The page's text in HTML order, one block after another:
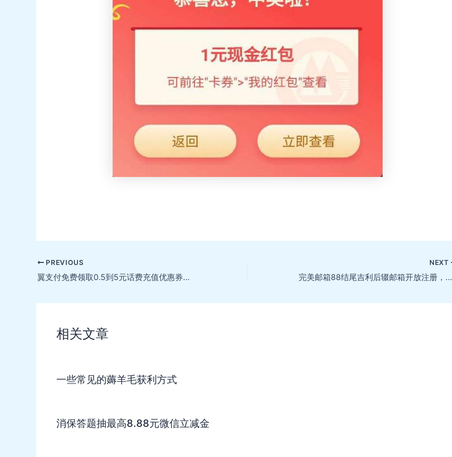
Post
navigation
PREVIOUS
翼支付免费领取0.5到5元话费充值优惠券，充值话费自动抵扣等额现金
NEXT
完美邮箱88结尾吉利后辍邮箱开放注册，有需要的可以去弄下
相关文章
一些常见的薅羊毛获利方式
消保答题抽最高8.88元微信立减金